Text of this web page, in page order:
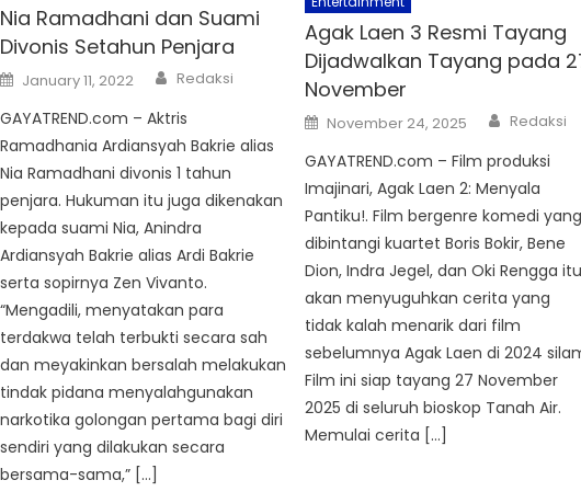
Nia Ramadhani dan Suami
Divonis Setahun Penjara
Posted
on
January 11, 2022 Author
Redaksi
GAYATREND.com – Aktris
Ramadhania Ardiansyah Bakrie alias
Nia Ramadhani divonis 1 tahun
penjara. Hukuman itu juga dikenakan
kepada suami Nia, Anindra
Ardiansyah Bakrie alias Ardi Bakrie
serta sopirnya Zen Vivanto.
“Mengadili, menyatakan para
terdakwa telah terbukti secara sah
dan meyakinkan bersalah melakukan
tindak pidana menyalahgunakan
narkotika golongan pertama bagi diri
sendiri yang dilakukan secara
bersama-sama,” […]
Agak Laen 3 Resmi Tayang
Dijadwalkan Tayang pada
November
Posted
on
November 24, 2025 Author
Redaksi
GAYATREND.com – Film produksi
Imajinari, Agak Laen 2: Menyala
Pantiku!. Film bergenre komedi yang
dibintangi kuartet Boris Bokir, Bene
Dion, Indra Jegel, dan Oki Rengga itu
akan menyuguhkan cerita yang
tidak kalah menarik dari film
sebelumnya Agak Laen di 2024
Film ini siap tayang 27 November
2025 di seluruh bioskop Tanah Air.
Memulai cerita […]